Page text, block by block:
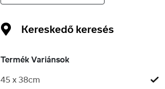
Termék Variánsok
45 x 38cm
Kereskedő keresés